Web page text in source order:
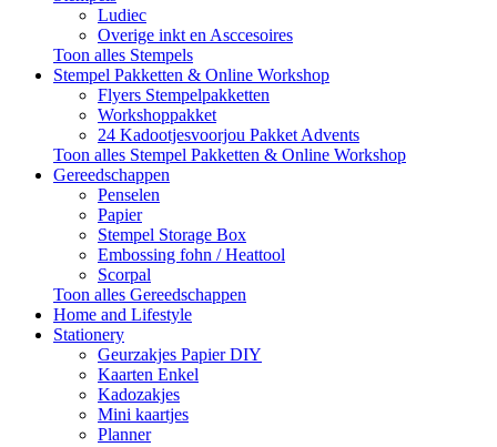
Ludiec
Overige inkt en Asccesoires
Toon alles Stempels
Stempel Pakketten & Online Workshop
Flyers Stempelpakketten
Workshoppakket
24 Kadootjesvoorjou Pakket Advents
Toon alles Stempel Pakketten & Online Workshop
Gereedschappen
Penselen
Papier
Stempel Storage Box
Embossing fohn / Heattool
Scorpal
Toon alles Gereedschappen
Home and Lifestyle
Stationery
Geurzakjes Papier DIY
Kaarten Enkel
Kadozakjes
Mini kaartjes
Planner